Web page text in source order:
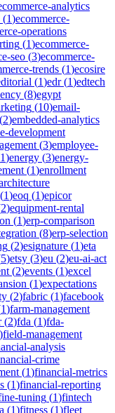
analytics
(1)ecommerce-
operations
(1)ecommerce-
seo (3)ecommerce-
trends (1)ecosire
(1)edr(1)edtech
(8)egypt
(10)email-
(2)embedded-analytics
development
(3)employee-
1)energy (3)energy-
(1)enrollment
(1)eoq (1)epicor
2)equipment-rental
(1)erp-comparison
(8)erp-selection
(2)esignature (1)eta
5)etsy (3)eu (2)eu-ai-act
(2)events (1)excel
(1)expectations
(2)fabric (1)facebook
1)farm-management
(2)fda (1)fda-
)field-management
analysis
crime
(1)financial-metrics
(1)financial-reporting
tuning (1)fintech
(1)fitness (1)fleet